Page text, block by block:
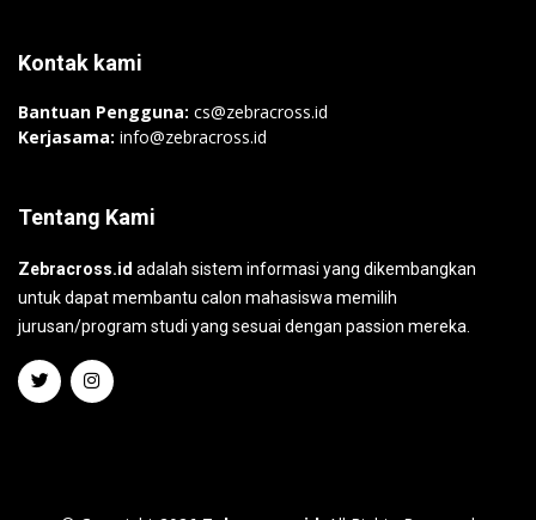
Kontak kami
Bantuan Pengguna: cs@zebracross.id
Kerjasama: info@zebracross.id
Tentang Kami
Zebracross.id adalah sistem informasi yang dikembangkan
untuk dapat membantu calon mahasiswa memilih
jurusan/program studi yang sesuai dengan passion mereka.